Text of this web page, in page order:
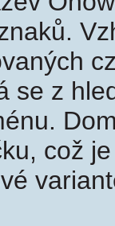
se z
což